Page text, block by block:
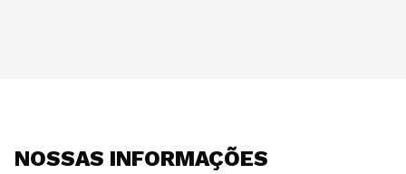
NOSSAS INFORMAÇÕES